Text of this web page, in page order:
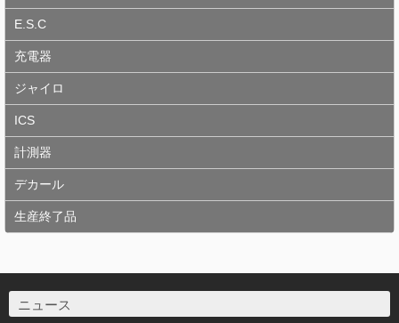
E.S.C
充電器
ジャイロ
ICS
計測器
デカール
生産終了品
ニュース